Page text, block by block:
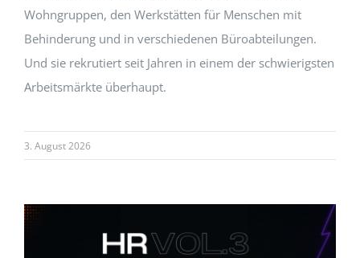
Wohngruppen, den Werkstätten für Menschen mit
Behinderung und in verschiedenen Büroabteilungen.
Und sie rekrutiert seit Jahren in einem der schwierigsten
Arbeitsmärkte überhaupt.
3. August 2026